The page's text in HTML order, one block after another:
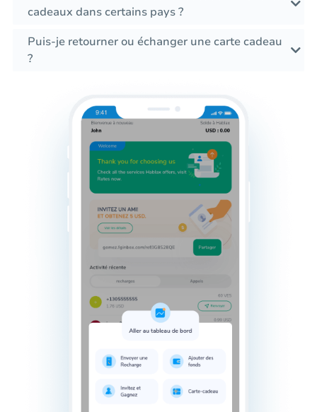
cadeaux dans certains pays ?
Puis-je retourner ou échanger une carte cadeau
?